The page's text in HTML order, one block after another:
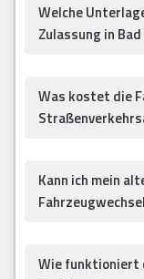
Welche
Zulassung in
Was kostet die
Kann ich mein
Wie funktioniert